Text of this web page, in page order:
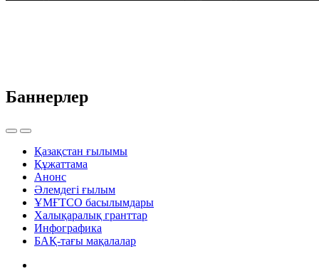
Баннерлер
Қазақстан ғылымы
Құжаттама
Анонс
Әлемдегі ғылым
ҰМҒТСО басылымдары
Халықаралық гранттар
Инфографика
БАҚ-тағы мақалалар